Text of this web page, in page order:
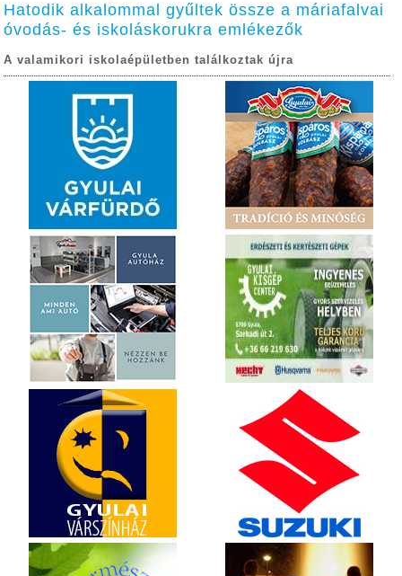
Hatodik alkalommal gyűltek össze a máriafalvai
óvodás- és iskoláskorukra emlékezők
A valamikori iskolaépületben találkoztak újra